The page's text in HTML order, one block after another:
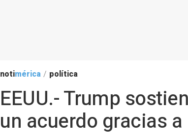
notimérica / política
EEUU.- Trump
un acuerdo gracias